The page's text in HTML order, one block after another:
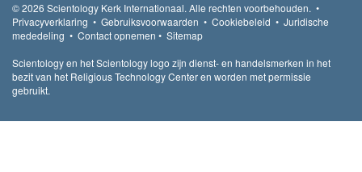
© 2026 Scientology Kerk Internationaal. Alle rechten voorbehouden. •
Privacyverklaring • Gebruiksvoorwaarden • Cookiebeleid • Juridische
mededeling • Contact opnemen • Sitemap
Scientology en het Scientology logo zijn dienst- en handelsmerken in het
bezit van het Religious Technology Center en worden met permissie
gebruikt.